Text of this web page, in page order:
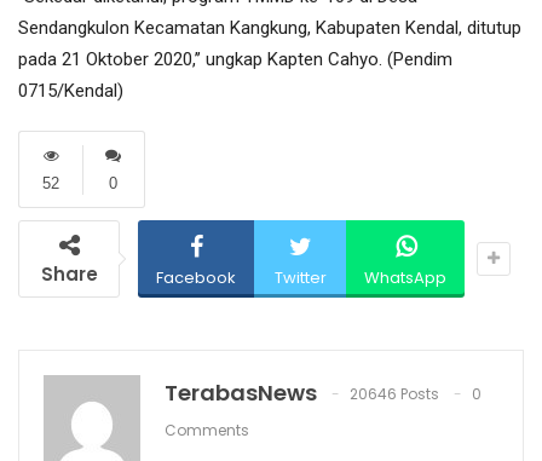
Sendangkulon Kecamatan Kangkung, Kabupaten Kendal, ditutup
pada 21 Oktober 2020,’’ ungkap Kapten Cahyo. (Pendim
0715/Kendal)
0
52
Share Facebook Twitter WhatsApp
TerabasNews 20646 Posts
0
Comments